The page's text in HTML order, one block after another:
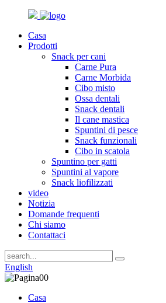
Casa
Prodotti
Snack per cani
Carne Pura
Carne Morbida
Cibo misto
Ossa dentali
Snack dentali
Il cane mastica
Spuntini di pesce
Snack funzionali
Cibo in scatola
Spuntino per gatti
Spuntini al vapore
Snack liofilizzati
video
Notizia
Domande frequenti
Chi siamo
Contattaci
English
Casa